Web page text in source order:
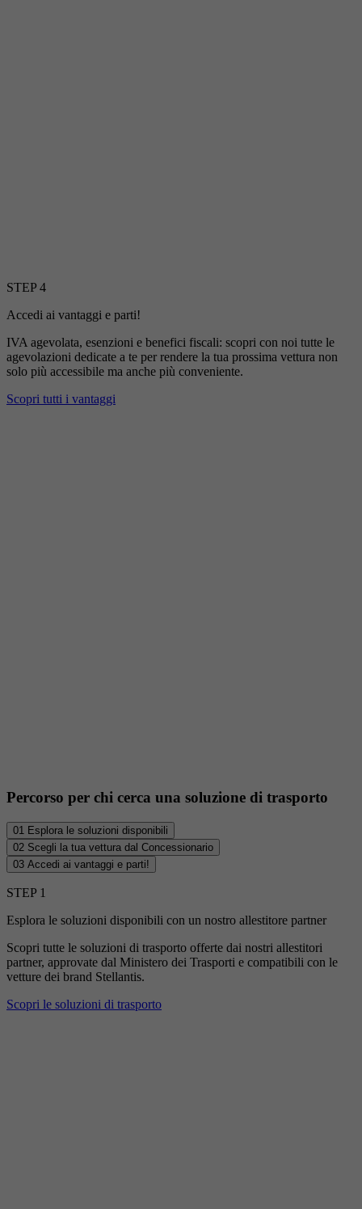
STEP 4
Accedi ai vantaggi e parti!
IVA agevolata, esenzioni e benefici fiscali: scopri con noi tutte le
agevolazioni dedicate a te per rendere la tua prossima vettura non
solo più accessibile ma anche più conveniente.
Scopri tutti i vantaggi
Percorso per chi cerca una soluzione di trasporto
01
Esplora le soluzioni disponibili
02 Scegli la tua vettura dal Concessionario
03 Accedi ai vantaggi e parti!
STEP 1
Esplora le soluzioni disponibili con un nostro allestitore partner
Scopri tutte le soluzioni di trasporto offerte dai nostri allestitori
partner, approvate dal Ministero dei Trasporti e compatibili con le
vetture dei brand Stellantis.
Scopri le soluzioni di trasporto